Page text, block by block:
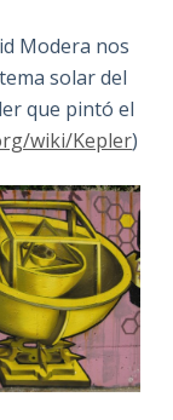
Modera nos
solar del
que pintó el
wiki/Kepler)